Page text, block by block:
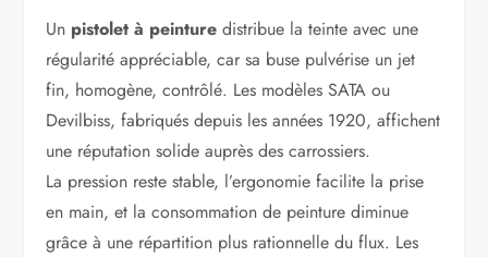
Un pistolet à peinture distribue la teinte avec une
régularité appréciable, car sa buse pulvérise un jet
fin, homogène, contrôlé. Les modèles SATA ou
Devilbiss, fabriqués depuis les années 1920, affichent
une réputation solide auprès des carrossiers.
La pression reste stable, l’ergonomie facilite la prise
en main, et la consommation de peinture diminue
grâce à une répartition plus rationnelle du flux. Les